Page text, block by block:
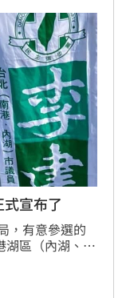
宣布了
，有意參選的
湖區（內湖、南
選下一屆議員